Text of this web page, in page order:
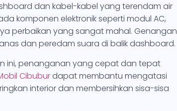
dan kabel-kabel yang terendam air
komponen elektronik seperti modul AC,
perbaikan yang sangat mahal. Genangan
dan peredam suara di balik dashboard.
ini, penanganan yang cepat dan tepat
Cibuburdapat membantu mengatasi
interior dan membersihkan sisa-sisa